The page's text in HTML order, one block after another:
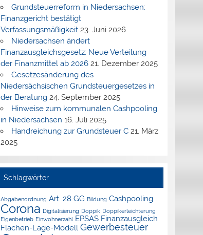
Grundsteuerreform in Niedersachsen:
Finanzgericht bestätigt
Verfassungsmäßigkeit 23. Juni 2026
Niedersachsen ändert
Finanzausgleichsgesetz: Neue Verteilung
der Finanzmittel ab 2026 21. Dezember 2025
Gesetzesänderung des
Niedersächsischen Grundsteuergesetzes in
der Beratung 24. September 2025
Hinweise zum kommunalen Cashpooling
in Niedersachsen 16. Juli 2025
Handreichung zur Grundsteuer C 21. März
2025
Schlagwörter
Abgabenordnung Art. 28 GG Bildung Cashpooling
Corona Digitalisierung Doppik Doppikerleichterung
Eigenbetrieb Einwohnerzahl EPSAS Finanzausgleich
Flächen-Lage-Modell Gewerbesteuer